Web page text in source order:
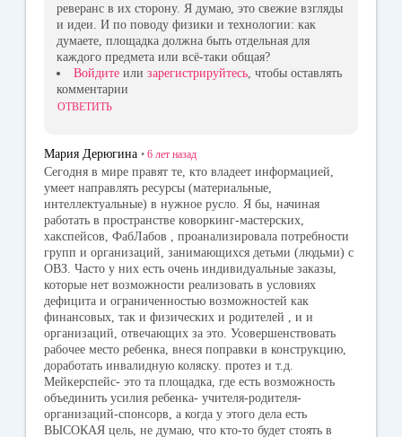
реверанс в их сторону. Я думаю, это свежие взгляды
и идеи. И по поводу физики и технологии: как
думаете, площадка должна быть отдельная для
каждого предмета или всё-таки общая?
Войдите или зарегистрируйтесь , чтобы оставлять
комментарии
ОТВЕТИТЬ
Мария Дерюгина • 6 лет назад
Сегодня в мире правят те, кто владеет информацией,
умеет направлять ресурсы (материальные,
интеллектуальные) в нужное русло. Я бы, начиная
работать в пространстве коворкинг-мастерских,
хакспейсов, ФабЛабов , проанализировала потребности
групп и организаций, занимающихся детьми (людьми) с
ОВЗ. Часто у них есть очень индивидуальные заказы,
которые нет возможности реализовать в условиях
дефицита и ограниченностью возможностей как
финансовых, так и физических и родителей , и и
организаций, отвечающих за это. Усовершенствовать
рабочее место ребенка, внеся поправки в конструкцию,
доработать инвалидную коляску. протез и т.д.
Мейкерспейс- это та площадка, где есть возможность
объединить усилия ребенка- учителя-родителя-
организаций-спонсорв, а когда у этого дела есть
ВЫСОКАЯ цель, не думаю, что кто-то будет стоять в